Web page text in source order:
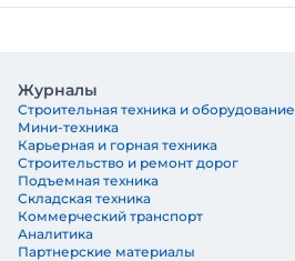
Журналы
Строительная техника и оборудование
Мини-техника
Карьерная и горная техника
Строительство и ремонт дорог
Подъемная техника
Складская техника
Коммерческий транспорт
Аналитика
Партнерские материалы